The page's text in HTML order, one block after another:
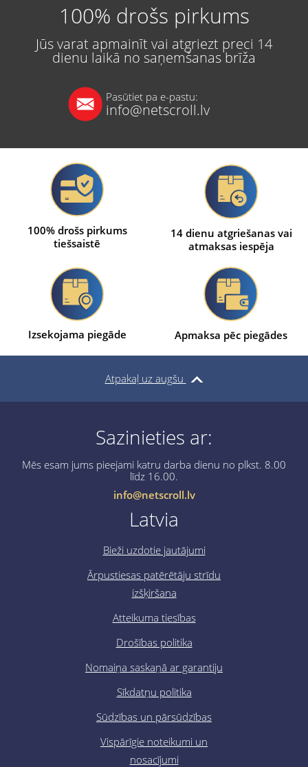
100% drošs pirkums
Jūs varat apmainīt vai atgriezt preci 14
dienu laikā no saņemšanas brīža
Pasūtiet pa e-pastu:
info@netscroll.lv
100% drošs pirkums
tiešsaistē
14 dienu atgriešanas vai
atmaksas iespēja
Izsekojama piegāde Apmaksa pēc piegādes
Atpakaļ uz augšu
Sazinieties ar:
Mēs esam jums pieejami katru darba dienu no plkst. 8.00
līdz 16.00.
info@netscroll.lv
Latvia
Bieži uzdotie jautājumi
Ārpustiesas patērētāju strīdu
izšķiršana
Atteikuma tiesības
Drošības politika
Nomaiņa saskaņā ar garantiju
Sīkdatņu politika
Sūdzības un pārsūdzības
Vispārīgie noteikumi un
nosacījumi